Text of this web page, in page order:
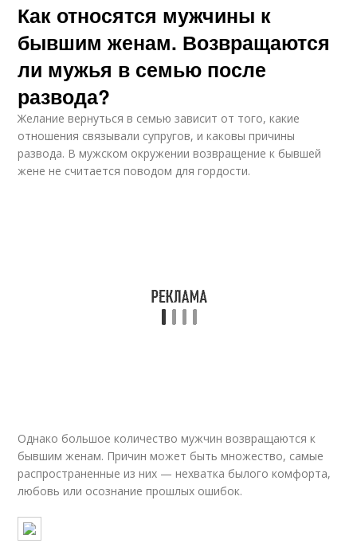
Как относятся мужчины к
бывшим женам. Возвращаются
ли мужья в семью после
развода?
Желание вернуться в семью зависит от того, какие
отношения связывали супругов, и каковы причины
развода. В мужском окружении возвращение к бывшей
жене не считается поводом для гордости.
Однако большое количество мужчин возвращаются к
бывшим женам. Причин может быть множество, самые
распространенные из них — нехватка былого комфорта,
любовь или осознание прошлых ошибок.